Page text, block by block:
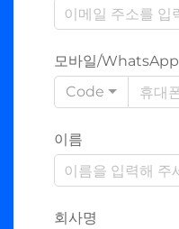
모바일/WhatsApp
Code
이름
회사명